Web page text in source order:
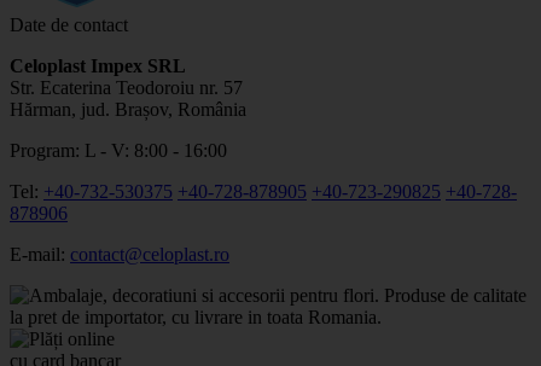
Date de contact
Celoplast Impex SRL
Str. Ecaterina Teodoroiu nr. 57
Hărman, jud. Brașov, România
Program: L - V: 8:00 - 16:00
Tel: +40-732-530375 +40-728-878905 +40-723-290825 +40-728-
878906
E-mail: contact@celoplast.ro